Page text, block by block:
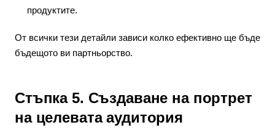
продуктите.
От всички тези детайли зависи колко ефективно ще бъде
бъдещото ви партньорство.
Стъпка 5. Създаване на портрет
на целевата аудитория